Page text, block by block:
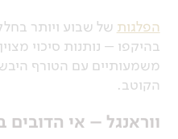
הפלגות של שבוע ויותר
בהיקפו – נותנות סיכוי
משמעותיים עם הטורף
הקוטב.
ווראנגל – אי